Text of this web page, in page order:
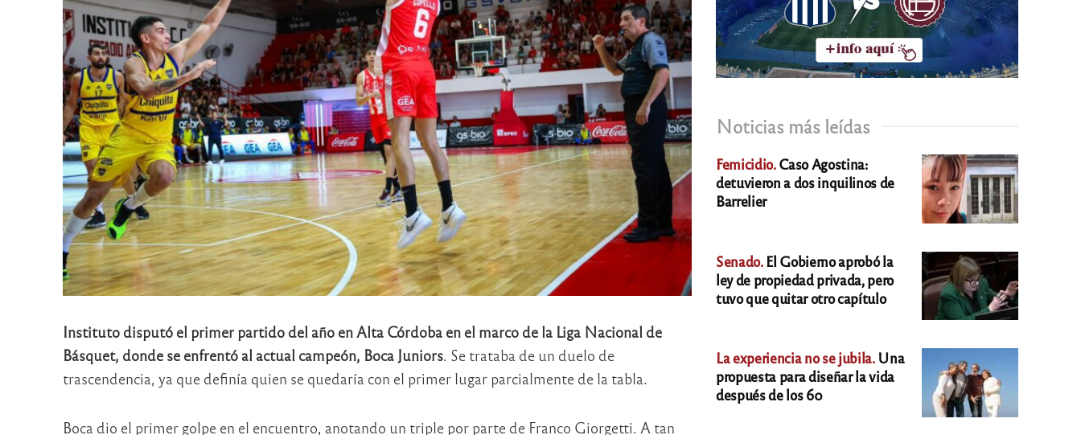
Instituto disputó el primer partido del año en Alta Córdoba en el marco de la Liga Nacional de
Básquet, donde se enfrentó al actual campeón, Boca Juniors. Se trataba de un duelo de
trascendencia, ya que definía quien se quedaría con el primer lugar parcialmente de la tabla.
Boca dio el primer golpe en el encuentro, anotando un triple por parte de Franco Giorgetti. A tan
Noticias más leídas
Femicidio.Caso Agostina:
detuvieron a dos inquilinos de
Barrelier
Senado.El Gobierno aprobó la
ley de propiedad privada, pero
tuvo que quitar otro capítulo
La experiencia no se jubila.Una
propuesta para diseñar la vida
después de los 60